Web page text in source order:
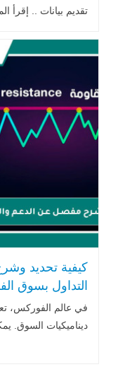
تقديم بيانات .. إقرأ
كيفية تحديد
التداول بسوق
في عالم الفوركس،
ديناميكيات السوق.